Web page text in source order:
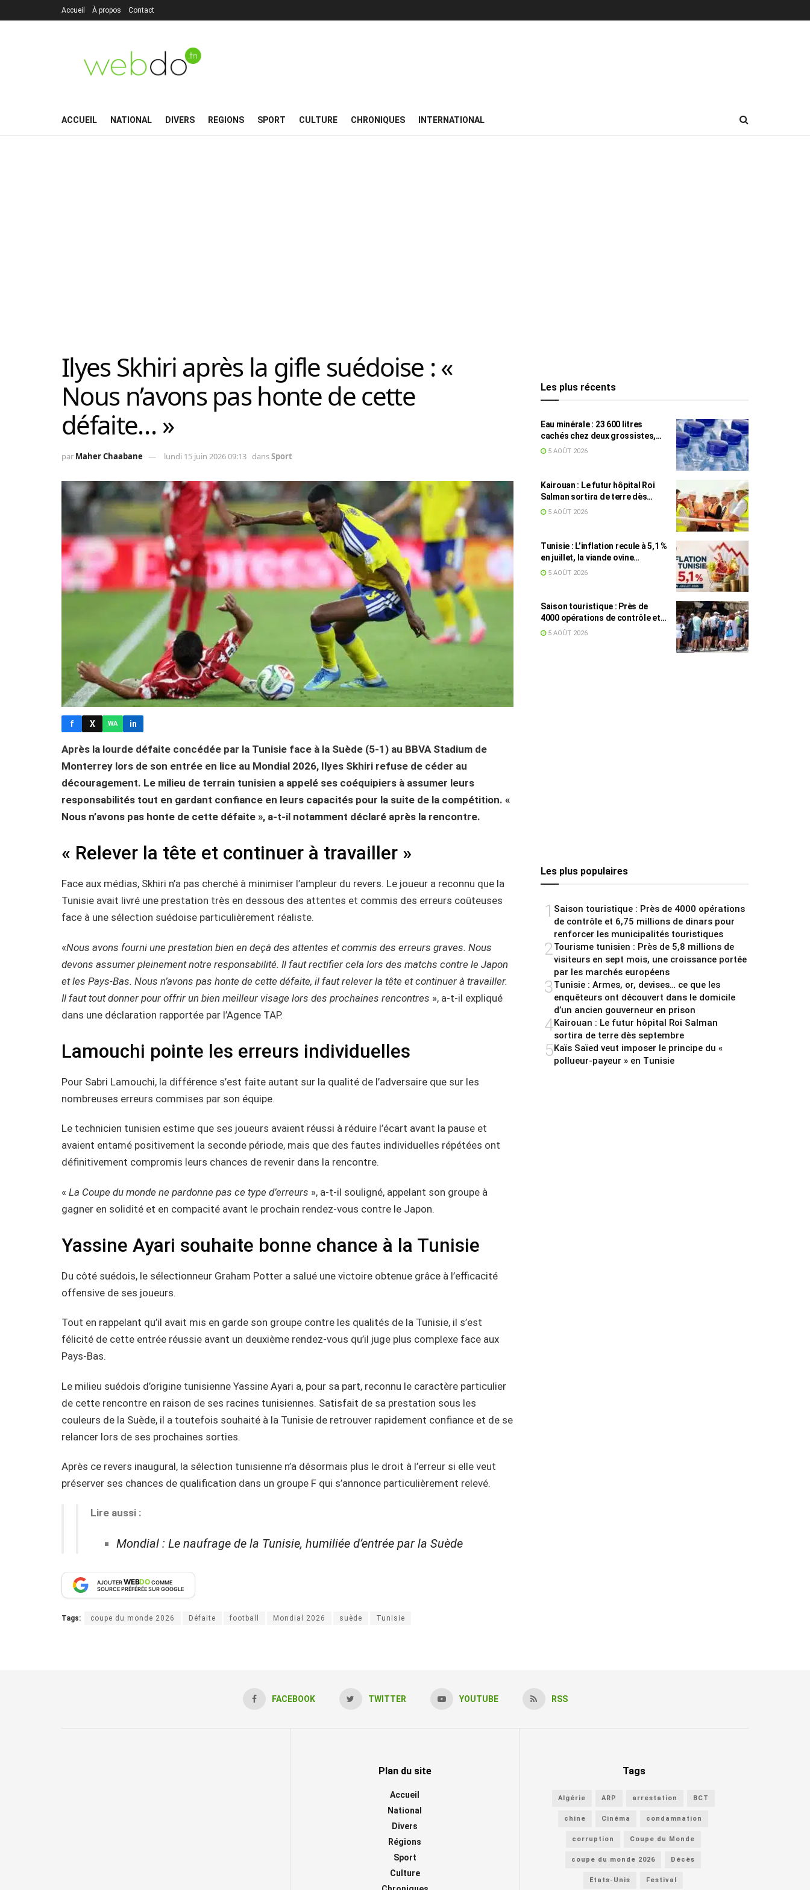
Accueil À propos Contact
ACCUEIL NATIONAL DIVERS REGIONS SPORT CULTURE CHRONIQUES INTERNATIONAL
Ilyes Skhiri après la gifle suédoise : «
Nous n’avons pas honte de cette
défaite… »
par Maher Chaabane lundi 15 juin 2026 09:13 dansSport
f X WA in
Après la lourde défaite concédée par la Tunisie face à la Suède (5-1) au BBVA Stadium de
Monterrey lors de son entrée en lice au Mondial 2026, Ilyes Skhiri refuse de céder au
découragement. Le milieu de terrain tunisien a appelé ses coéquipiers à assumer leurs
responsabilités tout en gardant confiance en leurs capacités pour la suite de la compétition. «
Nous n’avons pas honte de cette défaite », a-t-il notamment déclaré après la rencontre.
« Relever la tête et continuer à travailler »
Face aux médias, Skhiri n’a pas cherché à minimiser l’ampleur du revers. Le joueur a reconnu que la
Tunisie avait livré une prestation très en dessous des attentes et commis des erreurs coûteuses
face à une sélection suédoise particulièrement réaliste.
«Nous avons fourni une prestation bien en deçà des attentes et commis des erreurs graves. Nous
devons assumer pleinement notre responsabilité. Il faut rectifier cela lors des matchs contre le Japon
et les Pays-Bas. Nous n’avons pas honte de cette défaite, il faut relever la tête et continuer à travailler.
Il faut tout donner pour offrir un bien meilleur visage lors des prochaines rencontres », a-t-il expliqué
dans une déclaration rapportée par l’Agence TAP.
Lamouchi pointe les erreurs individuelles
Pour Sabri Lamouchi, la différence s’est faite autant sur la qualité de l’adversaire que sur les
nombreuses erreurs commises par son équipe.
Le technicien tunisien estime que ses joueurs avaient réussi à réduire l’écart avant la pause et
avaient entamé positivement la seconde période, mais que des fautes individuelles répétées ont
définitivement compromis leurs chances de revenir dans la rencontre.
« La Coupe du monde ne pardonne pas ce type d’erreurs », a-t-il souligné, appelant son groupe à
gagner en solidité et en compacité avant le prochain rendez-vous contre le Japon.
Yassine Ayari souhaite bonne chance à la Tunisie
Du côté suédois, le sélectionneur Graham Potter a salué une victoire obtenue grâce à l’efficacité
offensive de ses joueurs.
Tout en rappelant qu’il avait mis en garde son groupe contre les qualités de la Tunisie, il s’est
félicité de cette entrée réussie avant un deuxième rendez-vous qu’il juge plus complexe face aux
Pays-Bas.
Le milieu suédois d’origine tunisienne Yassine Ayari a, pour sa part, reconnu le caractère particulier
de cette rencontre en raison de ses racines tunisiennes. Satisfait de sa prestation sous les
couleurs de la Suède, il a toutefois souhaité à la Tunisie de retrouver rapidement confiance et de se
relancer lors de ses prochaines sorties.
Après ce revers inaugural, la sélection tunisienne n’a désormais plus le droit à l’erreur si elle veut
préserver ses chances de qualification dans un groupe F qui s’annonce particulièrement relevé.
Lire aussi :
Mondial : Le naufrage de la Tunisie, humiliée d’entrée par la Suède
AJOUTERWEBDOCOMME
SOURCE PRÉFÉRÉE SUR GOOGLE
Tags: coupe du monde 2026 Défaite football Mondial 2026 suède Tunisie
Les plus récents
Eau minérale : 23 600 litres
cachés chez deux grossistes,
les tensions persistent
5 AOÛT 2026
Kairouan : Le futur hôpital Roi
Salman sortira de terre dès
septembre
5 AOÛT 2026
Tunisie : L’inflation recule à 5,1 %
en juillet, la viande ovine
toujours en tête des hausses
5 AOÛT 2026
Saison touristique : Près de
4000 opérations de contrôle et
6,75 millions de dinars pour
5 AOÛT 2026
Les plus populaires
1 Saison touristique : Près de 4000 opérations
de contrôle et 6,75 millions de dinars pour
renforcer les municipalités touristiques
2Tourisme tunisien : Près de 5,8 millions de
visiteurs en sept mois, une croissance portée
par les marchés européens
3Tunisie : Armes, or, devises… ce que les
enquêteurs ont découvert dans le domicile
d’un ancien gouverneur en prison
4Kairouan : Le futur hôpital Roi Salman
sortira de terre dès septembre
5Kaïs Saïed veut imposer le principe du «
pollueur-payeur » en Tunisie
FACEBOOK TWITTER YOUTUBE RSS
Plan du site
Accueil
National
Divers
Régions
Sport
Culture
Tags
Algérie ARP arrestation BCT
chine Cinéma condamnation
corruption Coupe du Monde
coupe du monde 2026 Décès
Etats-Unis Festival